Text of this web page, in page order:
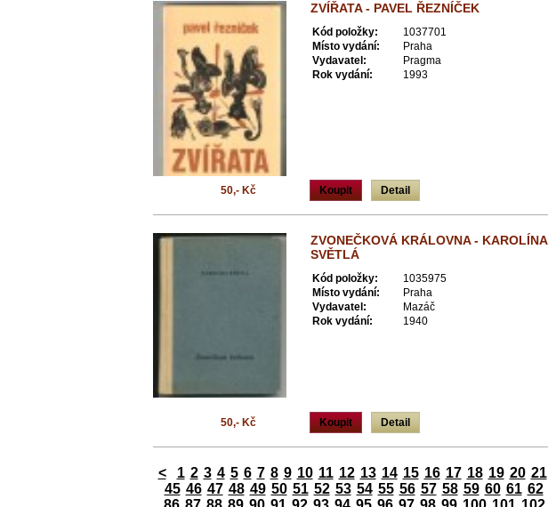
ZVÍŘATA - PAVEL ŘEZNÍČEK
Kód položky:
1037701
Místo vydání:
Praha
Vydavatel:
Pragma
Rok vydání:
1993
Koupit Detail
50,- Kč
ZVONEČKOVÁ KRÁLOVNA - KAROLÍNA
SVĚTLÁ
Kód položky:
1035975
Místo vydání:
Praha
Vydavatel:
Mazáč
Rok vydání:
1940
Koupit Detail
50,- Kč
< 1 2 3 4 5 6 7 8 9 10 11 12 13 14 15 16 17 18 19 20 21
45 46 47 48 49 50 51 52 53 54 55 56 57 58 59 60 61 62